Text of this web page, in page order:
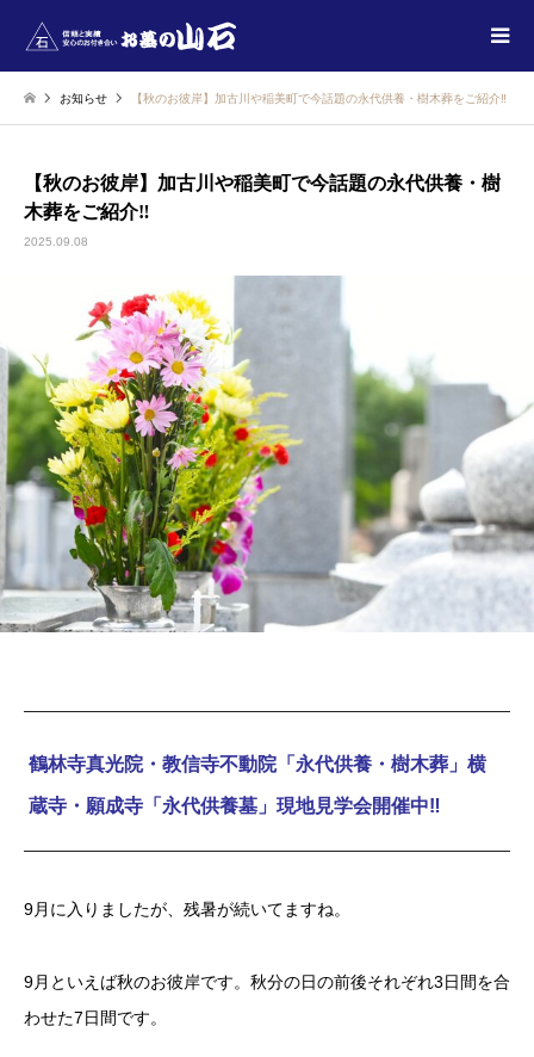
お知らせ 【秋のお彼岸】加古川や稲美町で今話題の永代供養・樹木葬をご紹介‼
【秋のお彼岸】加古川や稲美町で今話題の永代供養・樹
木葬をご紹介‼
2025.09.08
鶴林寺真光院・教信寺不動院「永代供養・樹木葬」横
蔵寺・願成寺「永代供養墓」現地見学会開催中‼
9月に入りましたが、残暑が続いてますね。
9月といえば秋のお彼岸です。秋分の日の前後それぞれ3日間を合
わせた7日間です。